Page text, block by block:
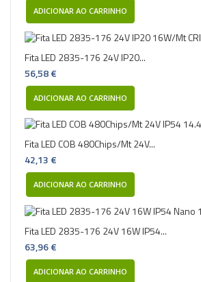
ADICIONAR AO CARRINHO
Fita LED 2835-176 24V IP20...
56,58 €
ADICIONAR AO CARRINHO
Fita LED COB 480Chips/Mt 24V...
42,13 €
ADICIONAR AO CARRINHO
Fita LED 2835-176 24V 16W IP54...
63,96 €
ADICIONAR AO CARRINHO